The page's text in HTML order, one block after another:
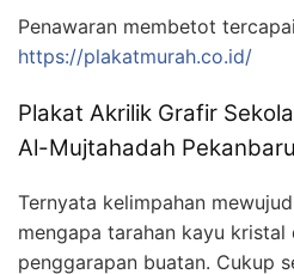
Penawaran membetot
https://plakatmurah.co.id/
Plakat Akrilik Grafir
Al-Mujtahadah
Ternyata kelimpahan
mengapa tarahan kayu kristal
penggarapan buatan. Cukup